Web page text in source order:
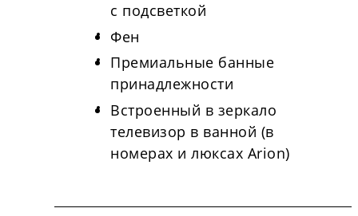
с подсветкой
Фен
Премиальные банные
принадлежности
Встроенный в зеркало
телевизор в ванной (в
номерах и люксах Arion)